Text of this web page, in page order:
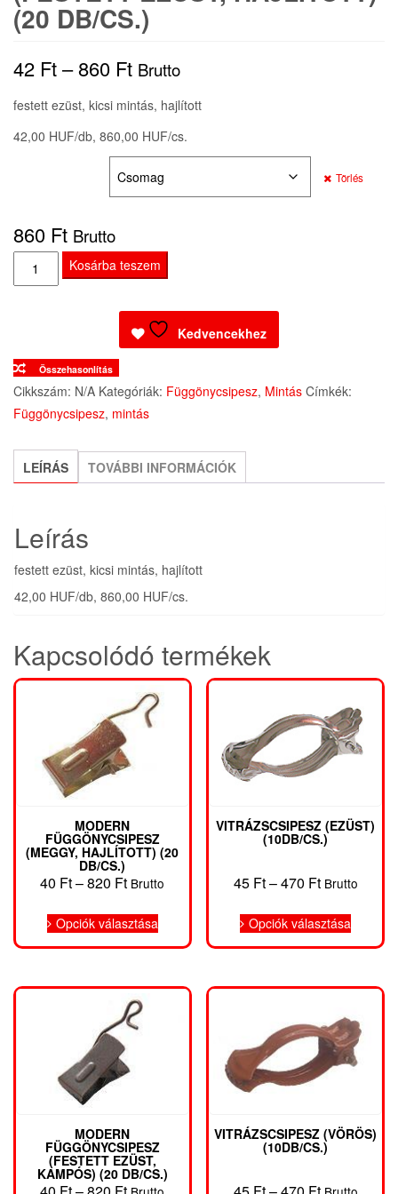
(20 DB/CS.)
42 Ft–860 FtÁrtartomány:
42 Ft
-
860 Ft
Brutto
festett ezüst, kicsi mintás, hajlított
42,00 HUF/db, 860,00 HUF/cs.
Törlés
860 Ft Brutto
Mintás
függönycsipesz
(20
DB/CS.)
mennyiség
Kosárba teszem
Kedvencekhez
Összehasonlítás
Cikkszám: N/A Kategóriák: Függönycsipesz, Mintás Címkék:
Függönycsipesz, mintás
LEÍRÁS TOVÁBBI INFORMÁCIÓK
Leírás
festett ezüst, kicsi mintás, hajlított
42,00 HUF/db, 860,00 HUF/cs.
Kapcsolódó termékek
MODERN
FÜGGÖNYCSIPESZ
(MEGGY, HAJLÍTOTT) (20
DB/CS.)
40 Ft–820 FtÁrtartomány:
-
Brutto
Opciók választásaa
terméknek
termékoldalon
VITRÁZSCSIPESZ (EZÜST)
(10DB/CS.)
45 Ft–470 Ft
-
Brutto
Opciók választásaa
A
a
MODERN
FÜGGÖNYCSIPESZ
(FESTETT EZÜST,
KAMPÓS) (20 DB/CS.)
Ártartomány:
VITRÁZSCSIPESZ (VÖRÖS)
(10DB/CS.)